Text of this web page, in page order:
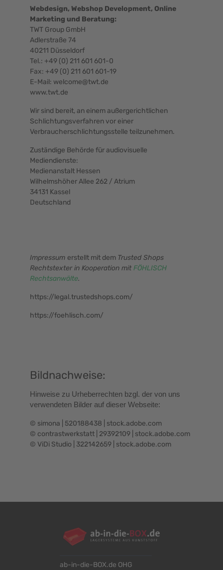
Webdesign, Webshop Development, Online
Marketing und Beratung:
TWT Group GmbH
Adlerstraße 74
40211 Düsseldorf
Tel.: +49 (0) 211 601 601-0
Fax: +49 (0) 211 601 601-19
E-Mail: welcome@twt.de
www.twt.de
Wir sind bereit, an einem außergerichtlichen
Schlichtungsverfahren vor einer
Verbraucherschlichtungsstelle teilzunehmen.
Zuständige Behörde für audiovisuelle
Mediendienste:
Medienanstalt Hessen
Wilhelmshöher Allee 262 / Atrium
34131 Kassel
Deutschland
Impressum erstellt mit dem Trusted Shops
Rechtstexter in Kooperation mit FÖHLISCH
Rechtsanwälte.
https://legal.trustedshops.com/
https://foehlisch.com/
Bildnachweise:
Hinweise zu Urheberrechten bzgl. der von uns
verwendeten Bilder auf dieser Webseite:
© simona | 520188438 | stock.adobe.com
© contrastwerkstatt | 29392109 | stock.adobe.com
© ViDi Studio | 322142659 | stock.adobe.com
ab-in-die-BOX.de OHG